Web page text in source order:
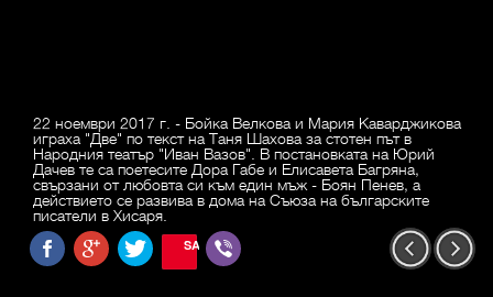
22 ноември 2017 г. - Бойка Велкова и Мария Каварджикова
играха "Две" по текст на Таня Шахова за стотен път в
Народния театър "Иван Вазов". В постановката на Юрий
Дачев те са поетесите Дора Габе и Елисавета Багряна,
свързани от любовта си към един мъж - Боян Пенев, а
действието се развива в дома на Съюза на българските
писатели в Хисаря.
SAVE